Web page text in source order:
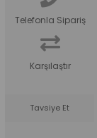
Telefonla Sipariş
Karşılaştır
Tavsiye Et